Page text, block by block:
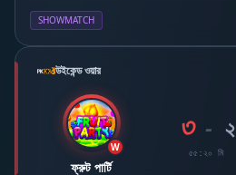
SHOWMATCH
উইকেন্ড ওয়ার
W
ফ্রুট পার্টি
৩ - ২
৫৫:২০ মি